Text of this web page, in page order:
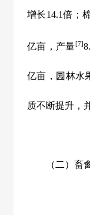
增长14.1倍；
亿亩，产量[7]
亿亩，园林水
质不断提升，
（二）畜禽